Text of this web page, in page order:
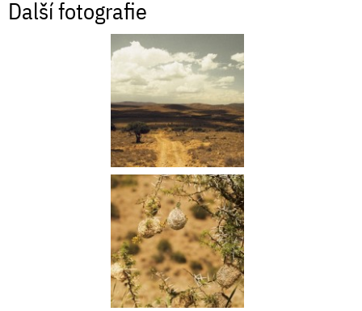
Další fotografie